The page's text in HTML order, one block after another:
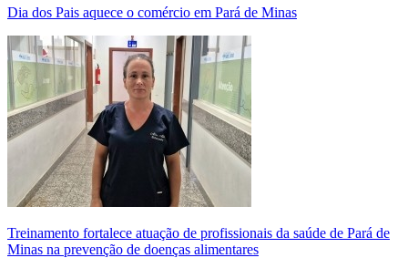
Dia dos Pais aquece o comércio em Pará de Minas
Treinamento fortalece atuação de profissionais da saúde de Pará de
Minas na prevenção de doenças alimentares